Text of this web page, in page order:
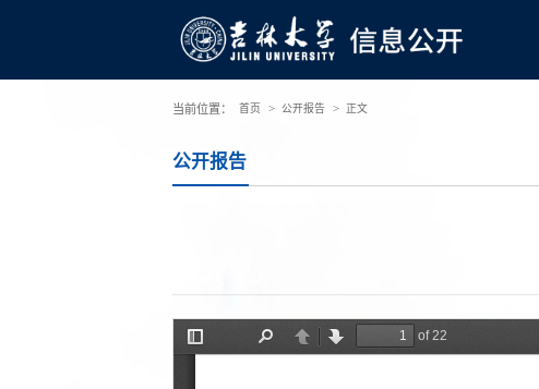
当前位置： 首页 > 公开报告 > 正文
公开报告